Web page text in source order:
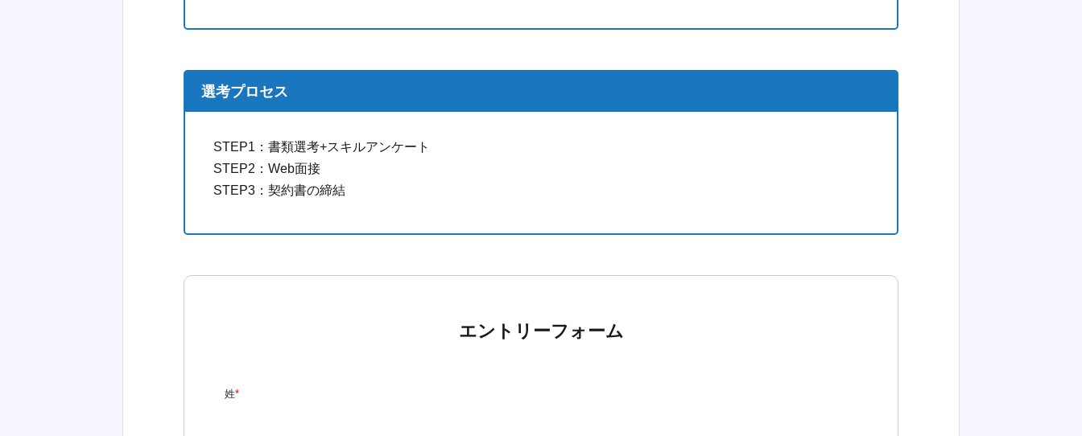
選考プロセス
STEP1：書類選考+スキルアンケート
STEP2：Web面接
STEP3：契約書の締結
エントリーフォーム